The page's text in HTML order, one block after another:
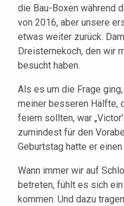
die Bau-Boxen während
von 2016, aber unsere
etwas weiter zurück.
Dreisternekoch, den wir
besucht haben.
Als es um die Frage
meiner besseren Hälfte,
feiern sollten, war
zumindest für den
Geburtstag hatte er
Wann immer wir auf
betreten, fühlt es sich
kommen. Und dazu